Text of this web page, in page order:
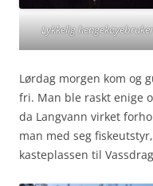
Lykkelig
Lørdag morgen kom og
fri. Man ble raskt enige
da Langvann virket
man med seg
kasteplassen til